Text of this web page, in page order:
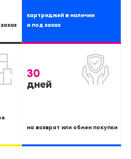
картриджей в наличии
и под заказ
30
дней
на возврат или обмен покупки